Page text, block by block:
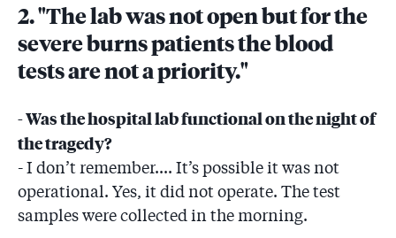
2. "The lab was not open but for the
severe burns patients the blood
tests are not a priority."
- Was the hospital lab functional on the night of
the tragedy?
- I don’t remember.... It’s possible it was not
operational. Yes, it did not operate. The test
samples were collected in the morning.